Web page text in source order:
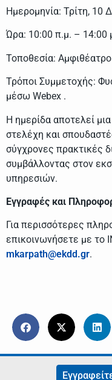
Ημερομηνία: Τρίτη, 10
Ώρα: 10:00 π.μ. – 14:00
Τοποθεσία:
Τρόποι Συμμετοχής:
μέσω Webex .
Η ημερίδα αποτελεί
στελέχη και
σύγχρονες πρακτικές
συμβάλλοντας στον
υπηρεσιών.
Εγγραφές και
Για περισσότερες
επικοινωνήσετε με το
mkarpath@ekdd.gr.